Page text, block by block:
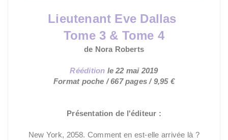
Lieutenant Eve Dallas
Tome 3 & Tome 4
de Nora Roberts
Réédition le 22 mai 2019
Format poche / 667 pages / 9,95 €
Présentation de l'éditeur :
New York, 2058. Comment en est-elle arrivée là ?